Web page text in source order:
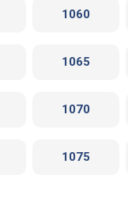
1060
1065
1070
1075